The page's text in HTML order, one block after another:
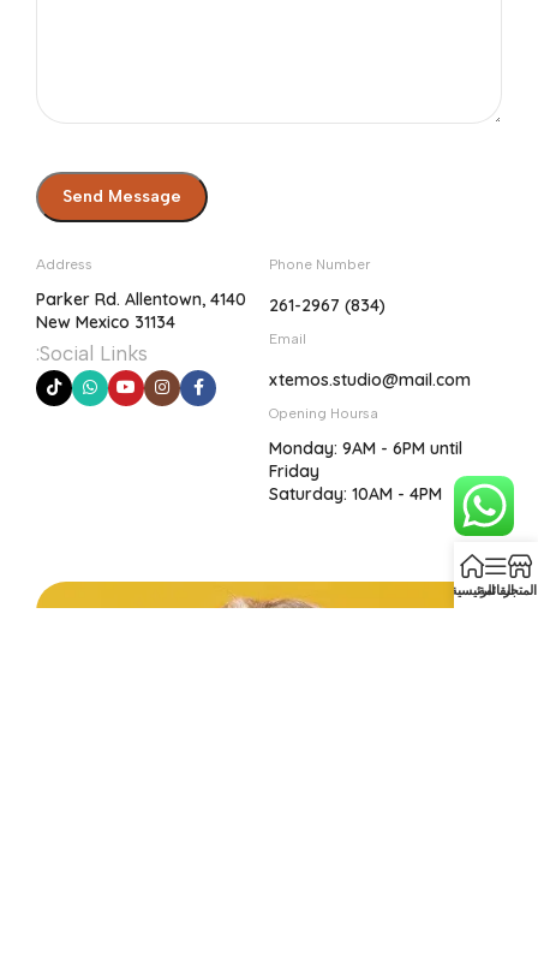
Phone Number
(834) 261-2967
Email
xtemos.studio@mail.com
Opening Hoursa
Monday: 9AM - 6PM until
Friday
Saturday: 10AM - 4PM
Address
4140 Parker Rd. Allentown,
New Mexico 31134
Social Links:
المتجرالقائمةالرئيسية